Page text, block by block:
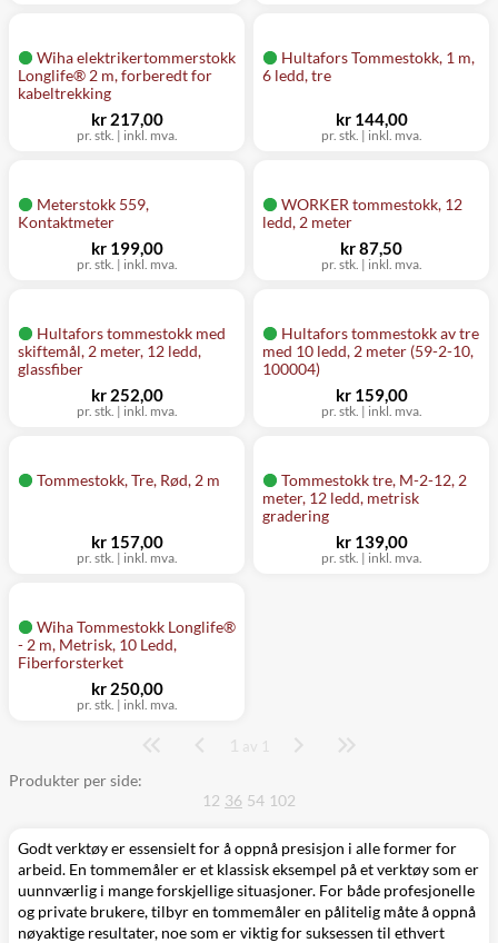
Wiha elektrikertommerstokk
Longlife® 2 m, forberedt for
kabeltrekking
pr. stk. | inkl. mva.
kr 217,00
Hultafors Tommestokk, 1 m,
6 ledd, tre
pr. stk. | inkl. mva.
kr 144,00
Meterstokk 559,
Kontaktmeter
pr. stk. | inkl. mva.
kr 199,00
WORKER tommestokk, 12
ledd, 2 meter
pr. stk. | inkl. mva.
kr 87,50
Hultafors tommestokk med
skiftemål, 2 meter, 12 ledd,
glassfiber
pr. stk. | inkl. mva.
kr 252,00
Hultafors tommestokk av tre
med 10 ledd, 2 meter (59-2-10,
100004)
pr. stk. | inkl. mva.
kr 159,00
Tommestokk, Tre, Rød, 2 m
pr. stk. | inkl. mva.
kr 157,00
Tommestokk tre, M-2-12, 2
meter, 12 ledd, metrisk
gradering
pr. stk. | inkl. mva.
kr 139,00
Wiha Tommestokk Longlife®
- 2 m, Metrisk, 10 Ledd,
Fiberforsterket
pr. stk. | inkl. mva.
kr 250,00
Side
1 av 1
Produkter per side:
12 36 54 102
Godt verktøy er essensielt for å oppnå presisjon i alle former for
arbeid. En tommemåler er et klassisk eksempel på et verktøy som er
uunnværlig i mange forskjellige situasjoner. For både profesjonelle
og private brukere, tilbyr en tommemåler en pålitelig måte å oppnå
nøyaktige resultater, noe som er viktig for suksessen til ethvert